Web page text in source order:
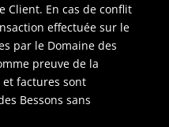
Client. En cas de conflit
effectuée sur le
par le Domaine des
preuve de la
factures sont
Bessons sans